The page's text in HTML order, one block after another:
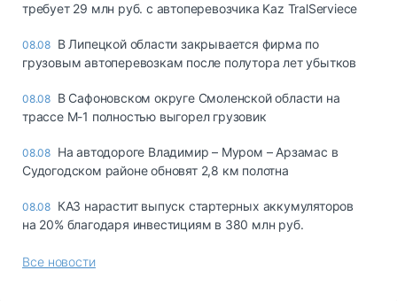
требует 29 млн руб. с автоперевозчика Kaz TralServiece
08.08 В Липецкой области закрывается фирма по
грузовым автоперевозкам после полутора лет убытков
08.08 В Сафоновском округе Смоленской области на
трассе М-1 полностью выгорел грузовик
08.08 На автодороге Владимир – Муром – Арзамас в
Судогодском районе обновят 2,8 км полотна
08.08 КАЗ нарастит выпуск стартерных аккумуляторов
на 20% благодаря инвестициям в 380 млн руб.
Все новости